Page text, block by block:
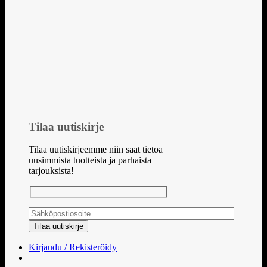
Tilaa uutiskirje
Tilaa uutiskirjeemme niin saat tietoa
uusimmista tuotteista ja parhaista
tarjouksista!
Kirjaudu / Rekisteröidy